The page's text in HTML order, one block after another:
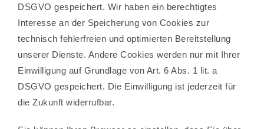
DSGVO gespeichert. Wir haben ein berechtigtes
Interesse an der Speicherung von Cookies zur
technisch fehlerfreien und optimierten Bereitstellung
unserer Dienste. Andere Cookies werden nur mit Ihrer
Einwilligung auf Grundlage von Art. 6 Abs. 1 lit. a
DSGVO gespeichert. Die Einwilligung ist jederzeit für
die Zukunft widerrufbar.